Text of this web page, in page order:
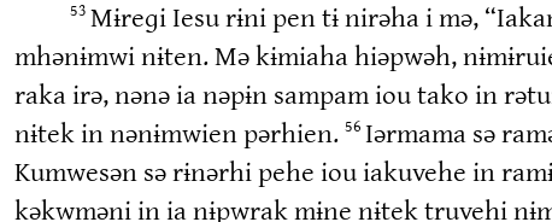
53 Mɨreɡi Iesu rɨni pen tɨ nirəha i mə,
mhənɨmwi nɨten. Mə kɨmiaha hiəpwəh,
raka irə, nənə ia nəpɨn sampam iou tako in
nɨtek in nənɨmwien pərhien. 56 Iərmama sə
Kumwesən sə rɨnərhi pehe iou iakuvehe in
kəkwməni in ia nɨpwrak mɨne nɨtek truvehi